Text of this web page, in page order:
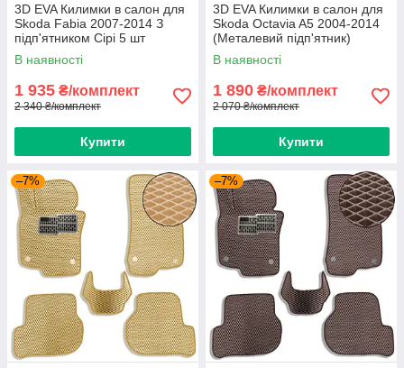
3D EVA Килимки в салон для
Skoda Fabia 2007-2014 З
підп'ятником Сірі 5 шт
В наявності
1 935 ₴/комплект
2 340 ₴/комплект
Купити
3D EVA Килимки в салон для
Skoda Octavia A5 2004-2014
(Металевий підп'ятник)
Чорний 5 шт
В наявності
1 890 ₴/комплект
2 070 ₴/комплект
Купити
–7% –7%